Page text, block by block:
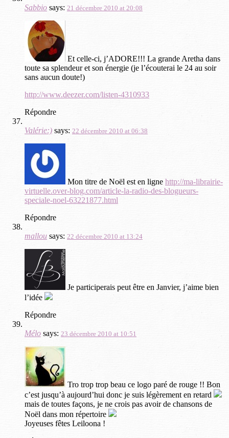
Sabbio says: 21 décembre 2010 at 20:08
Et celle-ci, j’ADORE!!! La grande Aretha dans
toute sa splendeur et son énergie (je l’écouterai le 24 au soir
sans aucun doute!)
http://www.deezer.com/listen-4310933
Répondre
Valérie:) says: 22 décembre 2010 at 06:38
Mon titre de Noël est en ligne http://ma-librairie-
virtuelle.over-blog.com/article-la-radio-des-blogueurs-
speciale-noel-63221877.html
Répondre
mallou says: 22 décembre 2010 at 13:24
Je participerais peut être en Janvier, j’aime bien
l’idée
Répondre
Mélo says: 23 décembre 2010 at 10:51
Tro trop trop beau ce logo paré de rouge !! Bon
c’est jusqu’à aujourd’hui donc je suis légèrement en retard
mais de toutes façons, je ne crois pas avoir de chansons de
Noël dans mon répertoire
Joyeuses fêtes Leiloona !